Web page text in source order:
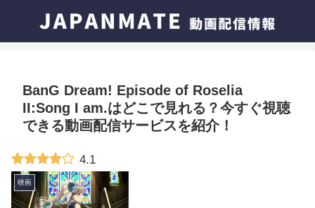
BanG Dream! Episode of Roselia
II:Song I am.はどこで見れる？今すぐ視聴
できる動画配信サービスを紹介！
4.1
映画